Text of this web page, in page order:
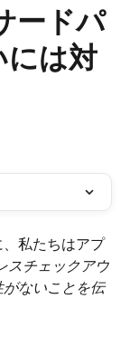
ードパ
には対
私たちはアプ
スチェックアウ
がないことを伝